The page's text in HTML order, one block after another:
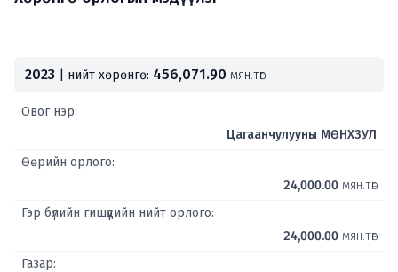
2023 | нийт хөрөнгө: 456,071.90 мян.төг
Овог нэр:
Цагаанчулууны МӨНХЗУЛ
Өөрийн орлого:
24,000.00 мян.төг
Гэр бүлийн гишүүдийн нийт орлого:
24,000.00 мян.төг
Газар: